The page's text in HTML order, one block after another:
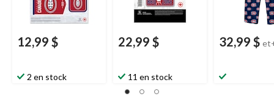
12,99 $
2 en stock
22,99 $
11 en stock
32,99 $